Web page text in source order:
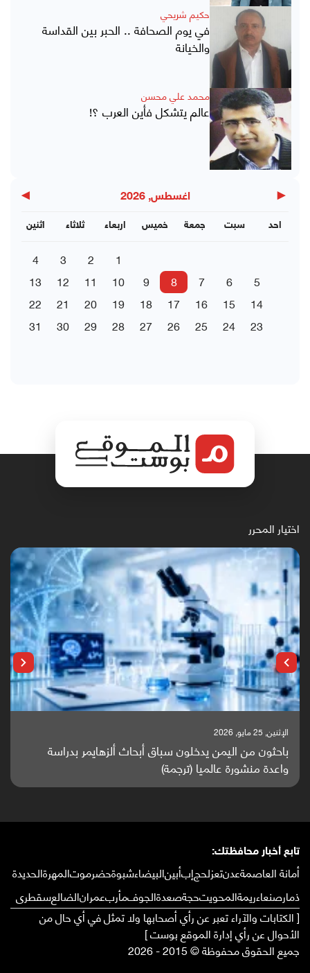
حكيم شريحي
في يوم الصحافة .. الحبر بين القداسة
والخيانة
محمد علي محسن
عالم يتشكل فأين العرب ؟!
◀ اغسطس, 2026 ▶
اثنين ثلاثاء اربعاء خميس جمعة سبت احد
1
2
3
4
5
6
7
8
9
10
11
12
13
14
15
16
17
18
19
20
21
22
23
24
25
26
27
28
29
30
31
اختيار المحرر
الإثنين, 25 مايو, 2026
باحثون من اليمن يدخلون سباق أبحاث ألزهايمر بدراسة
واعدة منشورة عالميا (ترجمة)
تابع أخبار محافظتك:
أمانة العاصمةعدنتعزلحجإبأبينالبيضاءشبوةحضرموتالمهرةالحديدة
ذمارصنعاءريمةالمحويتحجةصعدةالجوفمأربعمرانالضالعسقطرى
[ الكتابات والآراء تعبر عن رأي أصحابها ولا تمثل في أي حال من
الأحوال عن رأي إدارة الموقع بوست ]
جميع الحقوق محفوظة © 2015 - 2026